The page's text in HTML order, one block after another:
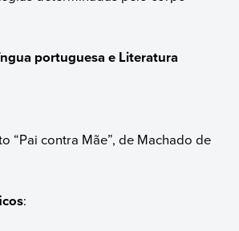
portuguesa e Literatura
“Pai contra Mãe”, de Machado de
: